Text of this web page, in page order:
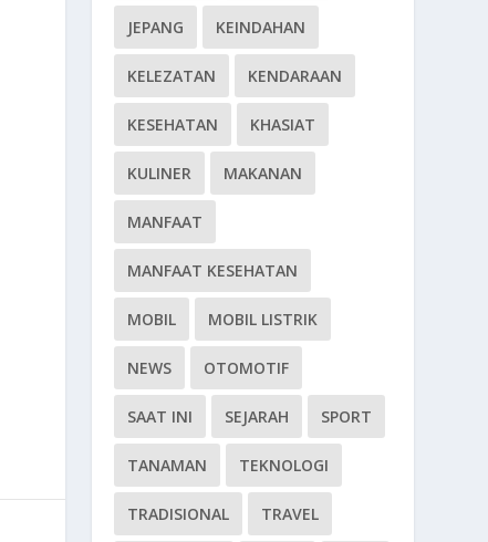
JEPANG KEINDAHAN
KELEZATAN KENDARAAN
KESEHATAN KHASIAT
KULINER MAKANAN
MANFAAT
MANFAAT KESEHATAN
MOBIL MOBIL LISTRIK
NEWS OTOMOTIF
SAAT INI SEJARAH SPORT
TANAMAN TEKNOLOGI
TRADISIONAL TRAVEL